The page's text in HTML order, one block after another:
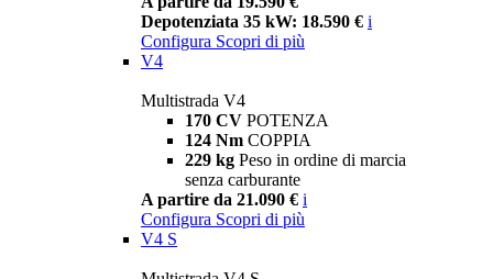
Depotenziata 35 kW: 18.590 € i
Configura Scopri di più
V4
Multistrada V4
170 CV POTENZA
124 Nm COPPIA
229 kg Peso in ordine di marcia
senza carburante
A partire da 21.090 € i
Configura Scopri di più
V4 S